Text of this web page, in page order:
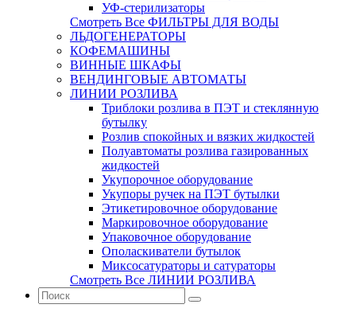
УФ-cтерилизаторы
Смотреть Все ФИЛЬТРЫ ДЛЯ ВОДЫ
ЛЬДОГЕНЕРАТОРЫ
КОФЕМАШИНЫ
ВИННЫЕ ШКАФЫ
ВЕНДИНГОВЫЕ АВТОМАТЫ
ЛИНИИ РОЗЛИВА
Триблоки розлива в ПЭТ и стеклянную
бутылку
Розлив спокойных и вязких жидкостей
Полуавтоматы розлива газированных
жидкостей
Укупорочное оборудование
Укупоры ручек на ПЭТ бутылки
Этикетировочное оборудование
Маркировочное оборудование
Упаковочное оборудование
Ополаскиватели бутылок
Миксосатураторы и сатураторы
Смотреть Все ЛИНИИ РОЗЛИВА